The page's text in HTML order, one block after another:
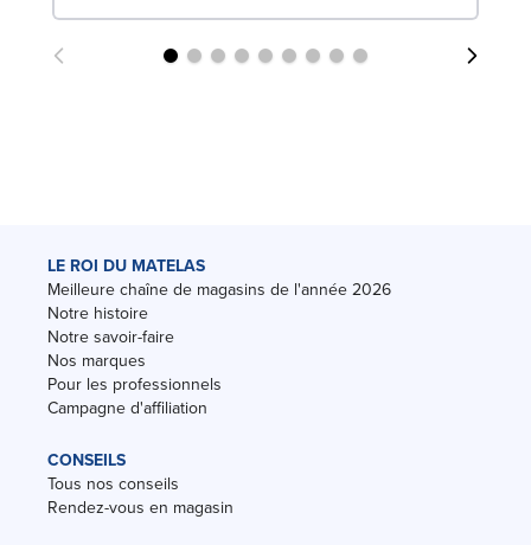
LE ROI DU MATELAS
Meilleure chaîne de magasins de l'année 2026
Notre histoire
Notre savoir-faire
Nos marques
Pour les professionnels
Campagne d'affiliation
CONSEILS
Tous nos conseils
Rendez-vous en magasin